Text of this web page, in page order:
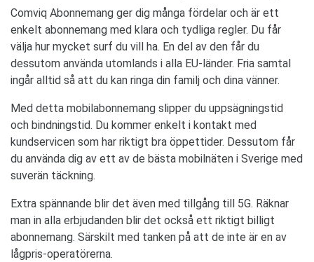
Comviq Abonnemang ger dig många fördelar och är ett
enkelt abonnemang med klara och tydliga regler. Du får
välja hur mycket surf du vill ha. En del av den får du
dessutom använda utomlands i alla EU-länder. Fria samtal
ingår alltid så att du kan ringa din familj och dina vänner.
Med detta mobilabonnemang slipper du uppsägningstid
och bindningstid. Du kommer enkelt i kontakt med
kundservicen som har riktigt bra öppettider. Dessutom får
du använda dig av ett av de bästa mobilnäten i Sverige med
suverän täckning.
Extra spännande blir det även med tillgång till 5G. Räknar
man in alla erbjudanden blir det också ett riktigt billigt
abonnemang. Särskilt med tanken på att de inte är en av
lågpris-operatörerna.